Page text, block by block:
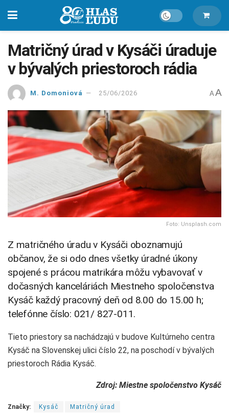
Matričný úrad v Kysáči úraduje
v bývalých priestoroch rádia
M. Domoniová 25/06/2026 A A
Foto: Unsplash.com
Z matričného úradu v Kysáči oboznamujú
občanov, že si odo dnes všetky úradné úkony
spojené s prácou matrikára môžu vybavovať v
dočasných kanceláriách Miestneho spoločenstva
Kysáč každý pracovný deň od 8.00 do 15.00 h;
telefónne číslo: 021/ 827-011.
Tieto priestory sa nachádzajú v budove Kultúrneho centra
Kysáč na Slovenskej ulici číslo 22, na poschodí v bývalých
priestoroch Rádia Kysáč.
Zdroj: Miestne spoločenstvo Kysáč
Značky: Kysáč Matričný úrad